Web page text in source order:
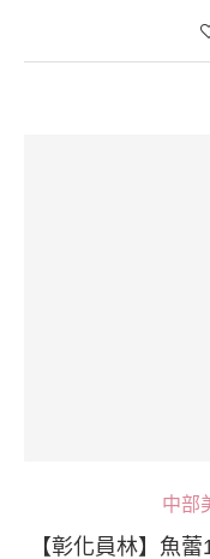
中部
【彰化員林】魚